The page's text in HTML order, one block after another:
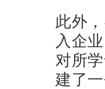
此外
入企
对所学
建了